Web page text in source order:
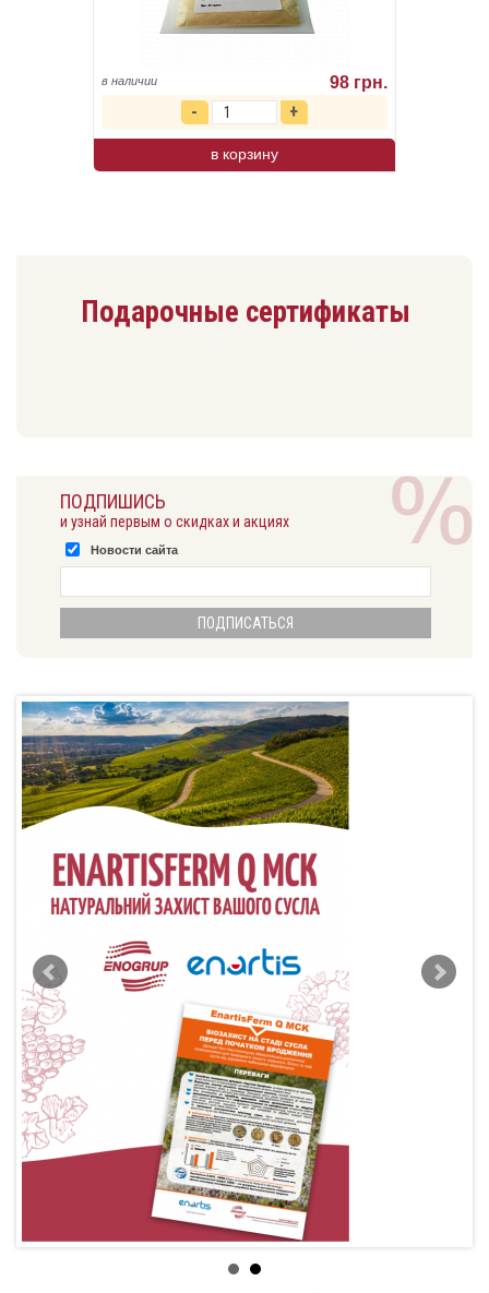
в наличии 98 грн.
в корзину
Подарочные сертификаты
ПОДПИШИСЬ
и узнай первым о скидках и акциях
Новости сайта